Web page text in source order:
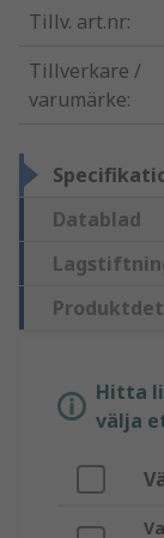
Tillv. art.nr:
Tillverkare /
varumärke:
Datablad
Hitta
välja